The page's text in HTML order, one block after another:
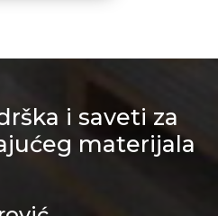
i saveti za
materijala